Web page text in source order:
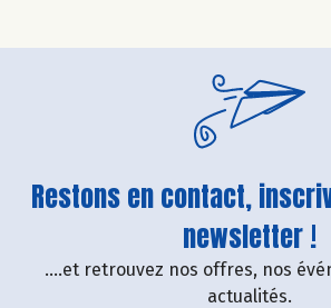
Restons en contact,
newsletter !
....et retrouvez nos offres, nos
actualités.